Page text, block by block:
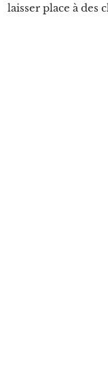
laisser place à des